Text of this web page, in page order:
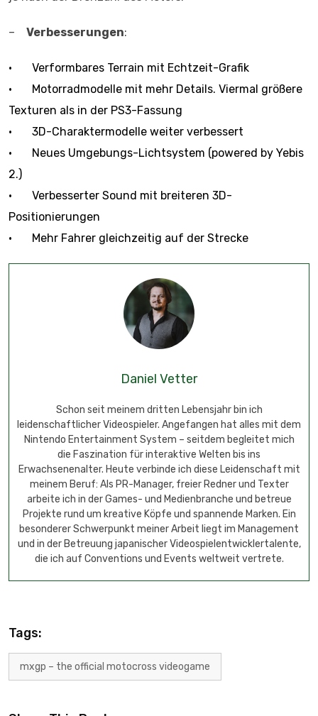
– Verbesserungen:
• Verformbares Terrain mit Echtzeit-Grafik
• Motorradmodelle mit mehr Details. Viermal größere
Texturen als in der PS3-Fassung
• 3D-Charaktermodelle weiter verbessert
• Neues Umgebungs-Lichtsystem (powered by Yebis
2.)
• Verbesserter Sound mit breiteren 3D-
Positionierungen
• Mehr Fahrer gleichzeitig auf der Strecke
Daniel Vetter
Schon seit meinem dritten Lebensjahr bin ich
leidenschaftlicher Videospieler. Angefangen hat alles mit dem
Nintendo Entertainment System – seitdem begleitet mich
die Faszination für interaktive Welten bis ins
Erwachsenenalter. Heute verbinde ich diese Leidenschaft mit
meinem Beruf: Als PR-Manager, freier Redner und Texter
arbeite ich in der Games- und Medienbranche und betreue
Projekte rund um kreative Köpfe und spannende Marken. Ein
besonderer Schwerpunkt meiner Arbeit liegt im Management
und in der Betreuung japanischer Videospielentwicklertalente,
die ich auf Conventions und Events weltweit vertrete.
Tags:
mxgp – the official motocross videogame